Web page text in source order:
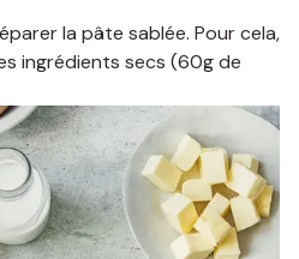
la pâte sablée. Pour cela,
ingrédients secs (60g de